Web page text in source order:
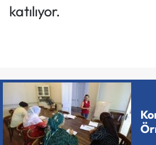
katılıyor.